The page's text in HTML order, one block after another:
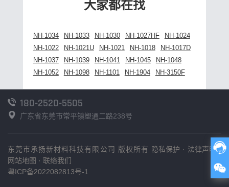
大家都在找
NH-1034 NH-1033 NH-1030 NH-1027HF
NH-1024
NH-1022
NH-1021U NH-1021 NH-1018
NH-1017D
NH-1037
NH-1039 NH-1041 NH-1045
NH-1048
NH-1052
NH-1098 NH-1101 NH-1904 NH-3150F
180-2520-5505
广东省东莞市常平镇塑通二路238号
东莞市承扬新材料科技有限公司 版权所有 隐私保护 · 法律声明·
网站地图 · 联络我们
粤ICP备2022082813号-1